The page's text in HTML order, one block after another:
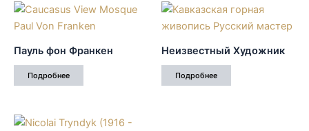
Пауль фон Франкен
Подробнее
Неизвестный Художник
Подробнее